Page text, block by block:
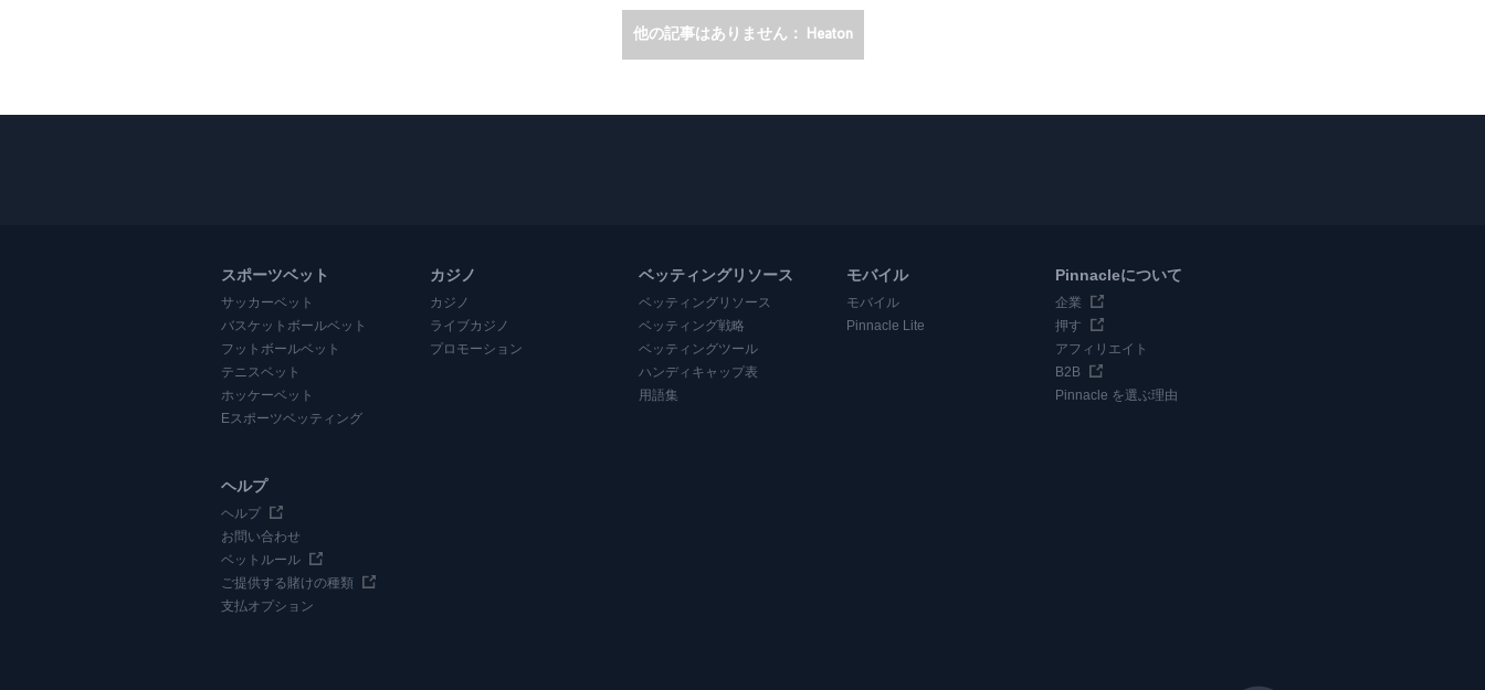
他の記事はありません： Heaton
スポーツベット
サッカーベット
バスケットボールベット
フットボールベット
テニスベット
ホッケーベット
Eスポーツベッティング
カジノ
カジノ
ライブカジノ
プロモーション
ベッティングリソース
ベッティングリソース
ベッティング戦略
ベッティングツール
ハンディキャップ表
用語集
モバイル
モバイル
Pinnacle Lite
Pinnacleについて
企業
押す
アフィリエイト
B2B
Pinnacle を選ぶ理由
ヘルプ
ヘルプ
お問い合わせ
ベットルール
ご提供する賭けの種類
支払オプション